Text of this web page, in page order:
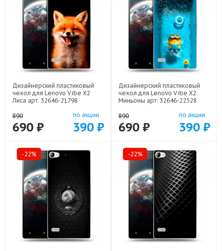
Дизайнерский пластиковый
чехол для Lenovo Vibe X2
Лиса арт: 32646-21798
890
690 ₽
по акции
390 ₽
Дизайнерский пластиковый
чехол для Lenovo Vibe X2
Миньоны арт: 32646-22528
890
690 ₽
по акции
390 ₽
-22% -22%